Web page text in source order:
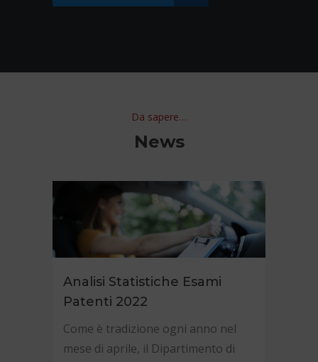
Da sapere…
News
Analisi Statistiche Esami
Patenti 2022
Come è tradizione ogni anno nel
mese di aprile, il Dipartimento di